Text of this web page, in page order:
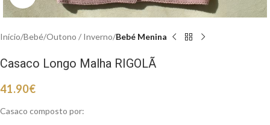
Início Bebé Outono / Inverno Bebé Menina
Casaco Longo Malha RIGOLÃ
41.90€
Casaco composto por: